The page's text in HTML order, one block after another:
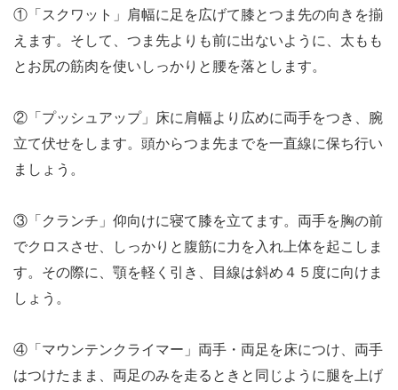
①「スクワット」肩幅に足を広げて膝とつま先の向きを揃
えます。そして、つま先よりも前に出ないように、太もも
とお尻の筋肉を使いしっかりと腰を落とします。
②「プッシュアップ」床に肩幅より広めに両手をつき、腕
立て伏せをします。頭からつま先までを一直線に保ち行い
ましょう。
③「クランチ」仰向けに寝て膝を立てます。両手を胸の前
でクロスさせ、しっかりと腹筋に力を入れ上体を起こしま
す。その際に、顎を軽く引き、目線は斜め４５度に向けま
しょう。
④「マウンテンクライマー」両手・両足を床につけ、両手
はつけたまま、両足のみを走るときと同じように腿を上げ